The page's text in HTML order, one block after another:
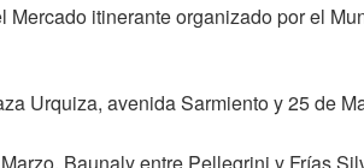
Mercado itinerante organizado por el
Urquiza, avenida Sarmiento y 25 de